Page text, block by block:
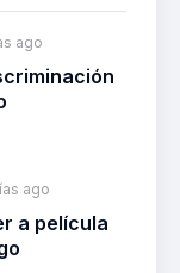
ago
ago
a película